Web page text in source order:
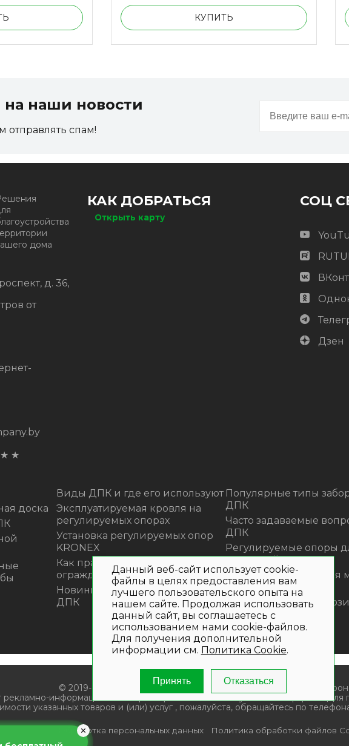
КУПИТЬ
наши новости
отправлять спам!
дома
д. 36,
от
★ ★
КАК ДОБРАТЬСЯ
Открыть карту
СОЦ
Дзен
доска
Виды ДПК и где его используют
Эксплуатируемая кровля на
регулируемых опорах
Установка регулируемых опор
KRONEX
Как правильно монтировать
ограждения из ДПК?
Новинка! Моющее средство для
ДПК
Популярные типы
ДПК
Часто задаваемые
ДПК
Регулируемые опоры
террасной доски
Премиальная садовая
из ротанга Outdoor
Нескользящие
ступени
© 2019- 2026. Общество с ограниченной ответственностью
информационный характер и не является публичной офертой.
указанных товаров и (или) услуг , пожалуйста, обращайтесь по
Обработка персональных данных Политика обработки файлов
Данный веб-сайт использует cookie-
файлы в целях предоставления вам
лучшего пользовательского опыта на
нашем сайте. Продолжая использовать
данный сайт, вы соглашаетесь с
использованием нами cookie-файлов.
Для получения дополнительной
информации см. Политика Cookie.
Принять Отказаться